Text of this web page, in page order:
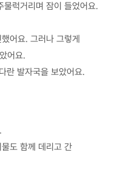
물럭거리며 잠이 들었어요.
어요. 그러나 그렇게
어요.
란 발자국을 보았어요.
도 함께 데리고 간